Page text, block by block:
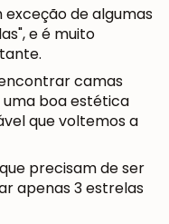
de algumas
e é muito
camas
uma boa estética
que voltemos a
precisam de ser
apenas 3 estrelas